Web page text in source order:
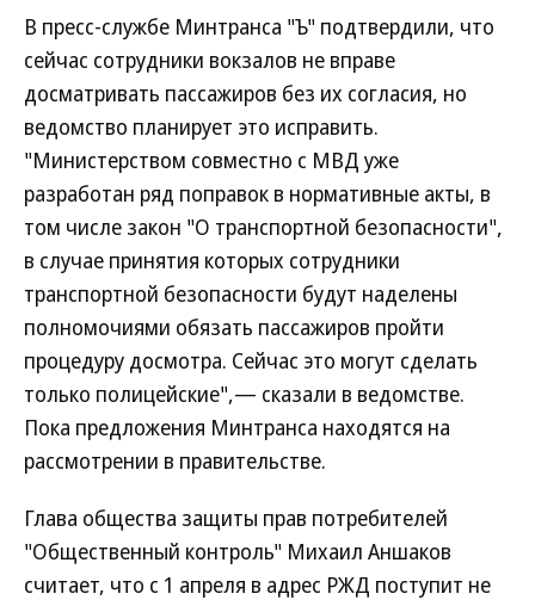
В пресс-службе Минтранса "Ъ" подтвердили, что
сейчас сотрудники вокзалов не вправе
досматривать пассажиров без их согласия, но
ведомство планирует это исправить.
"Министерством совместно с МВД уже
разработан ряд поправок в нормативные акты, в
том числе закон "О транспортной безопасности",
в случае принятия которых сотрудники
транспортной безопасности будут наделены
полномочиями обязать пассажиров пройти
процедуру досмотра. Сейчас это могут сделать
только полицейские",— сказали в ведомстве.
Пока предложения Минтранса находятся на
рассмотрении в правительстве.
Глава общества защиты прав потребителей
"Общественный контроль" Михаил Аншаков
считает, что с 1 апреля в адрес РЖД поступит не